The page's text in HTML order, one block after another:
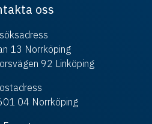
oss
13 Norrköping
92 Linköping
04 Norrköping